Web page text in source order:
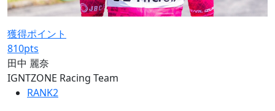
獲得ポイント
810pts
田中 麗奈
IGNTZONE Racing Team
RANK2